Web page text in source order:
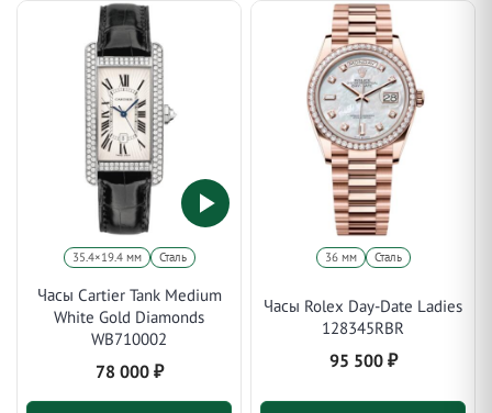
35.4×19.4 мм Сталь
Часы Cartier Tank Medium
White Gold Diamonds
WB710002
78 000 ₽
36 мм Сталь
Часы Rolex Day-Date Ladies
128345RBR
95 500 ₽